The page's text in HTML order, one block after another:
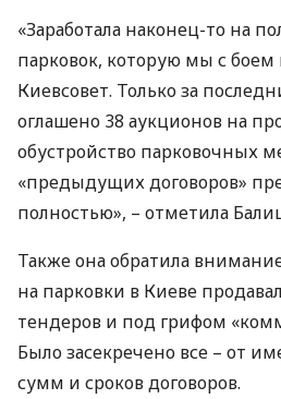
«Заработала наконец-то на
парковок, которую мы с
Киевсовет. Только за
оглашено 38 аукционов на
обустройство парковочных
«предыдущих договоров»
полностью», – отметила
Также она обратила
на парковки в Киеве
тендеров и под грифом
Было засекречено все – от
сумм и сроков договоров.